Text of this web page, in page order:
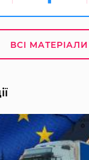
ВСІ МАТЕРІАЛИ